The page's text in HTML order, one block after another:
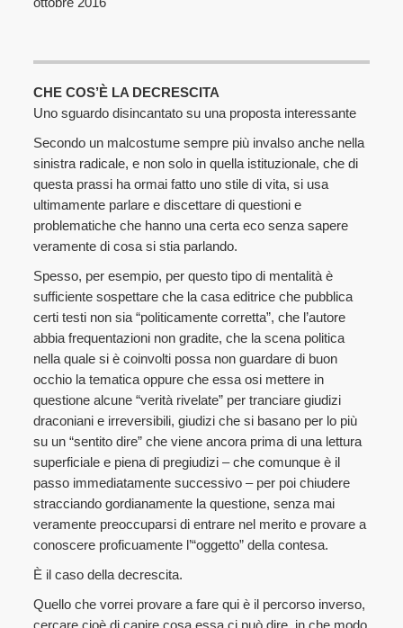
CHE COS’È LA DECRESCITA
Uno sguardo disincantato su una proposta interessante
Secondo un malcostume sempre più invalso anche nella
sinistra radicale, e non solo in quella istituzionale, che di
questa prassi ha ormai fatto uno stile di vita, si usa
ultimamente parlare e discettare di questioni e
problematiche che hanno una certa eco senza sapere
veramente di cosa si stia parlando.
Spesso, per esempio, per questo tipo di mentalità è
sufficiente sospettare che la casa editrice che pubblica
certi testi non sia “politicamente corretta”, che l’autore
abbia frequentazioni non gradite, che la scena politica
nella quale si è coinvolti possa non guardare di buon
occhio la tematica oppure che essa osi mettere in
questione alcune “verità rivelate” per tranciare giudizi
draconiani e irreversibili, giudizi che si basano per lo più
su un “sentito dire” che viene ancora prima di una lettura
superficiale e piena di pregiudizi – che comunque è il
passo immediatamente successivo – per poi chiudere
stracciando gordianamente la questione, senza mai
veramente preoccuparsi di entrare nel merito e provare a
conoscere proficuamente l’“oggetto” della contesa.
È il caso della decrescita.
Quello che vorrei provare a fare qui è il percorso inverso,